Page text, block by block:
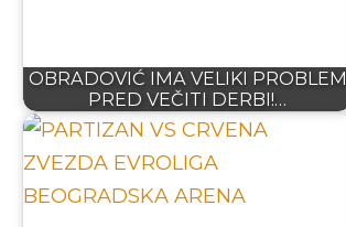
OBRADOVIĆ IMA VELIKI PROBLEM
PRED VEČITI DERBI!…